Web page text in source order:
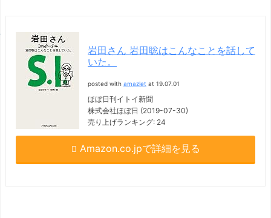
岩田さん 岩田聡はこんなことを話して
いた。
posted with amazlet at 19.07.01
ほぼ日刊イトイ新聞
株式会社ほぼ日 (2019-07-30)
売り上げランキング: 24
Amazon.co.jpで詳細を見る